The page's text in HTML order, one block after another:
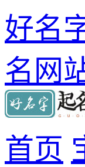
好名
名网
首页